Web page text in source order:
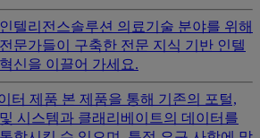
텔리전스솔루션 의료기술 분야를 위해
문가들이 구축한 전문 지식 기반 인텔
신을 이끌어 가세요.
터 제품 본 제품을 통해 기존의 포털,
시스템과 클래리베이트의 데이터를